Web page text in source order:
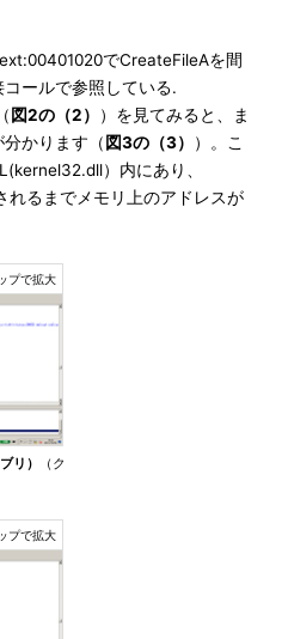
でCreateFileAを間
ールで参照している.
図2の（2）
）を見てみると、ま
かります（ 図3の（3）
）。こ
）内にあり、
れるまでメモリ上のアドレスが
リ）
（ク